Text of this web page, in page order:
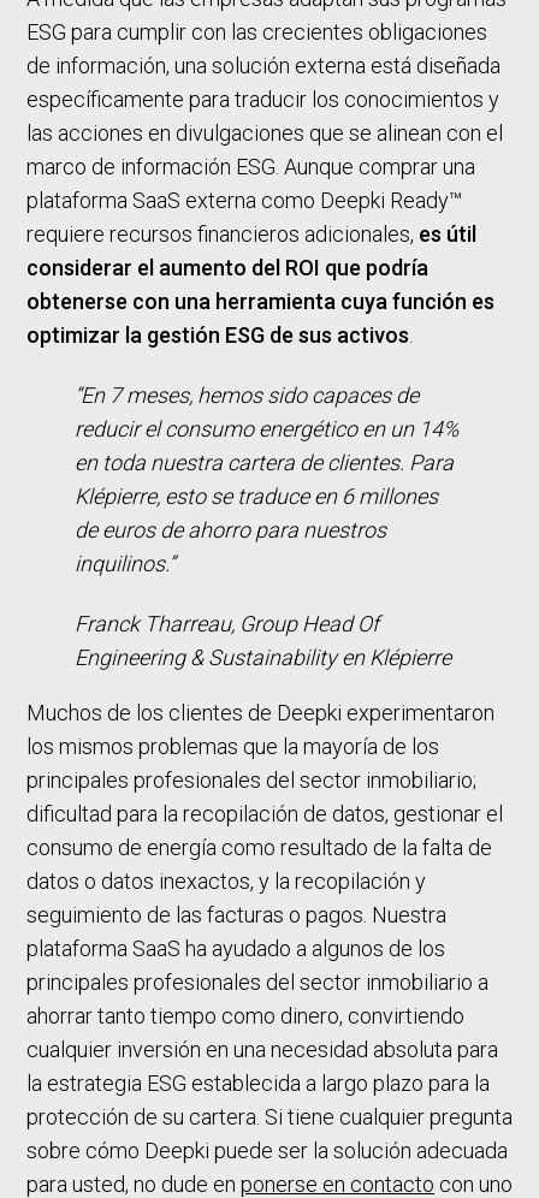
ESG para cumplir con las crecientes obligaciones
de información, una solución externa está diseñada
específicamente para traducir los conocimientos y
las acciones en divulgaciones que se alinean con el
marco de información ESG. Aunque comprar una
plataforma SaaS externa como Deepki Ready™
requiere recursos financieros adicionales, es útil
considerar el aumento del ROI que podría
obtenerse con una herramienta cuya función es
optimizar la gestión ESG de sus activos
“En 7 meses, hemos sido capaces de
reducir el consumo energético en un 14%
en toda nuestra cartera de clientes. Para
Klépierre, esto se traduce en 6 millones
de euros de ahorro para nuestros
inquilinos.”
Franck Tharreau, Group Head Of
Engineering & Sustainability en Klépierre
Muchos de los clientes de Deepki experimentaron
los mismos problemas que la mayoría de los
principales profesionales del sector inmobiliario;
dificultad para la recopilación de datos, gestionar el
consumo de energía como resultado de la falta de
datos o datos inexactos, y la recopilación y
seguimiento de las facturas o pagos. Nuestra
plataforma SaaS ha ayudado a algunos de los
principales profesionales del sector inmobiliario a
ahorrar tanto tiempo como dinero, convirtiendo
cualquier inversión en una necesidad absoluta para
la estrategia ESG establecida a largo plazo para la
protección de su cartera. Si tiene cualquier pregunta
sobre cómo Deepki puede ser la solución adecuada
para usted, no dude en ponerse en contacto con uno